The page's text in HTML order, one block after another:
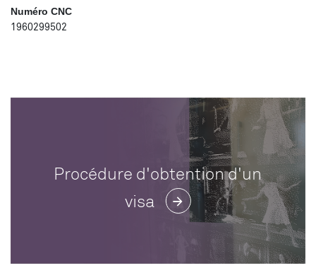
Numéro CNC
1960299502
Procédure d'obtention d'un
visa